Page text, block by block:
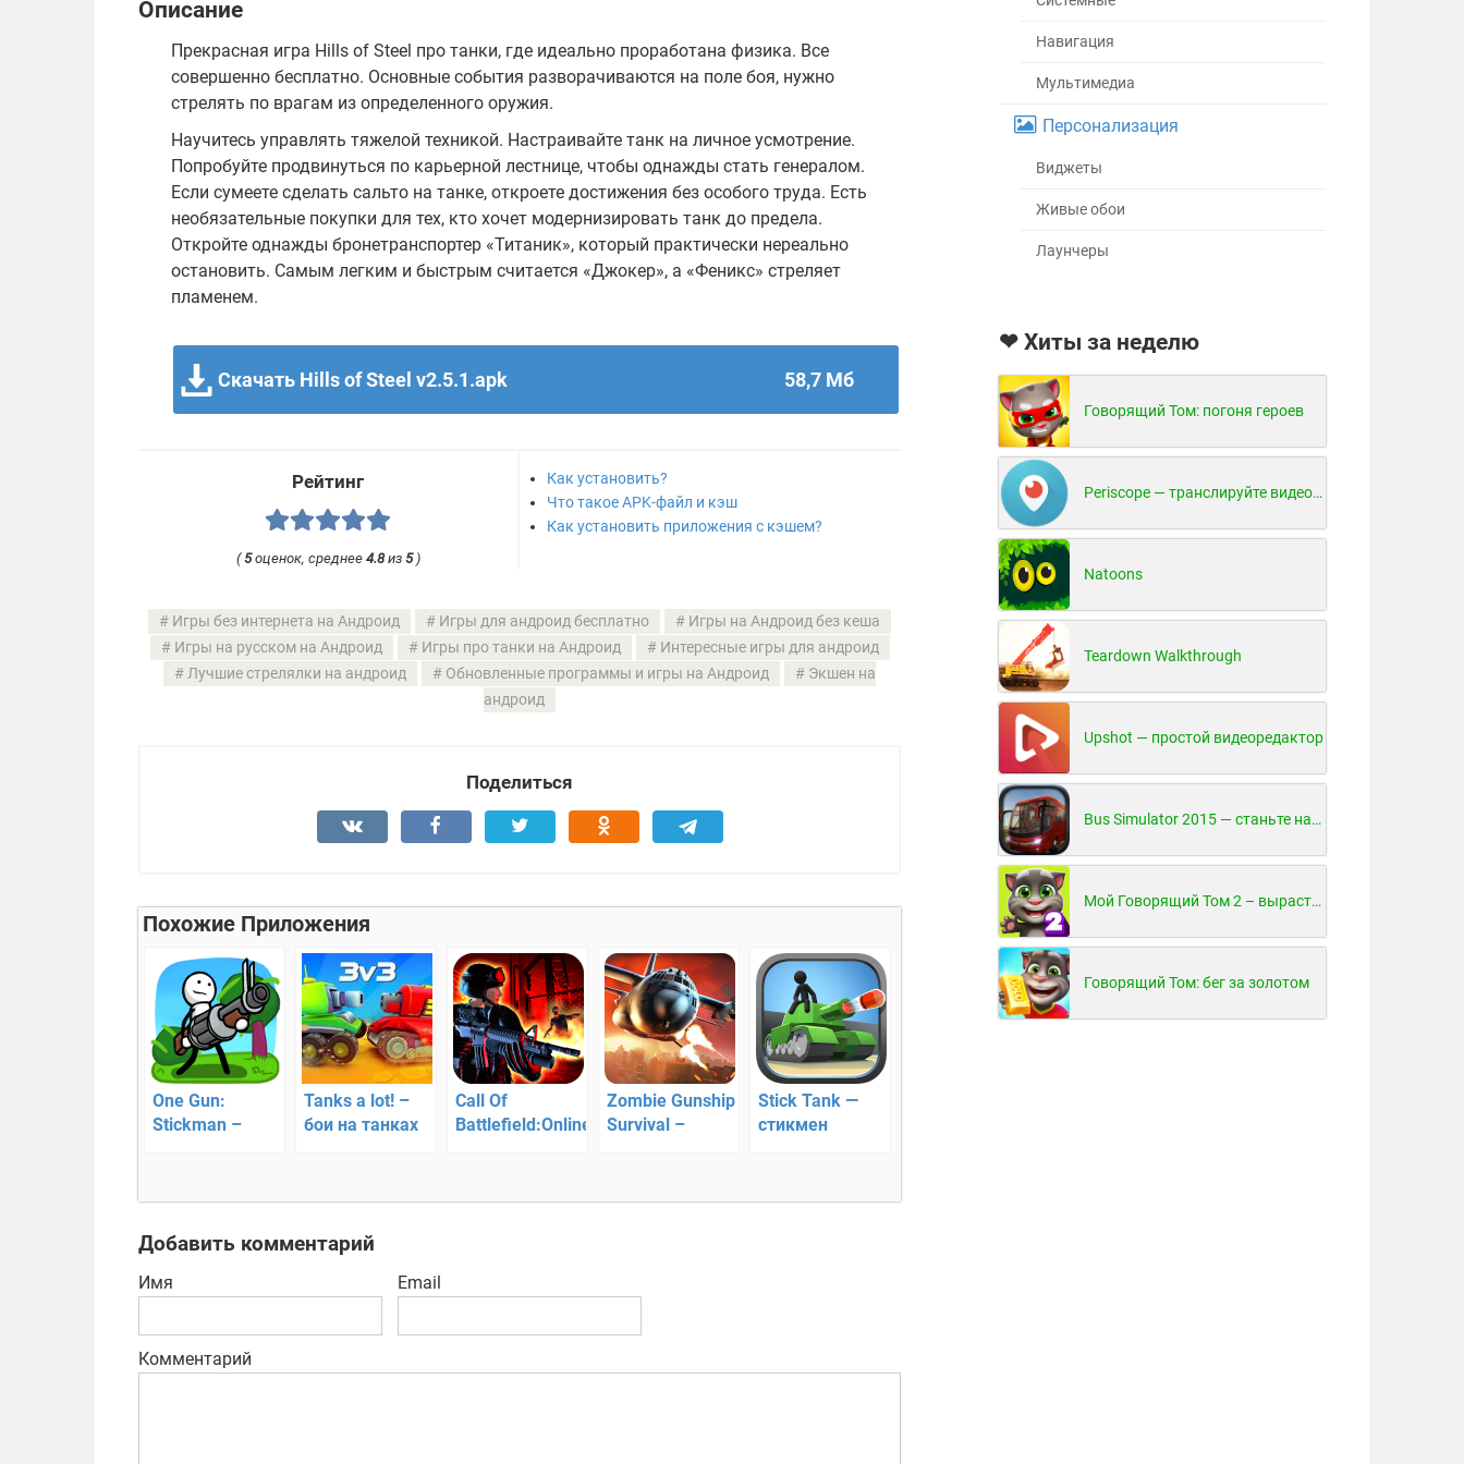
Описание
Прекрасная игра Hills of Steel про танки, где идеально проработана физика. Все
совершенно бесплатно. Основные события разворачиваются на поле боя, нужно
стрелять по врагам из определенного оружия.
Научитесь управлять тяжелой техникой. Настраивайте танк на личное усмотрение.
Попробуйте продвинуться по карьерной лестнице, чтобы однажды стать генералом.
Если сумеете сделать сальто на танке, откроете достижения без особого труда. Есть
необязательные покупки для тех, кто хочет модернизировать танк до предела.
Откройте однажды бронетранспортер «Титаник», который практически нереально
остановить. Самым легким и быстрым считается «Джокер», а «Феникс» стреляет
пламенем.
Скачать Hills of Steel v2.5.1.apk 58,7 Мб
Рейтинг
(5оценок, среднее 4.8из 5)
Как установить?
Что такое APK-файл и кэш
Как установить приложения с кэшем?
Игры без интернета на Андроид Игры для андроид бесплатно
Игры на Андроид без кеша
Игры на русском на Андроид
Игры про танки на Андроид
Интересные игры для андроид
Лучшие стрелялки на андроид
Обновленные программы и игры на Андроид
Экшен на
андроид
Поделиться
Похожие Приложения
One Gun:
Stickman –
Tanks a lot! –
бои на танках
Call Of
Battlefield:Online
Zombie Gunship
Survival –
воздуха!
Stick Tank —
стикмен
Добавить комментарий
Имя Email
Комментарий
Навигация
Мультимедиа
Персонализация
Виджеты
Живые обои
Лаунчеры
❤ Хиты за неделю
Говорящий Том: погоня героев
Periscope — транслируйте видео в реальном времени!
Natoons
Teardown Walkthrough
Upshot — простой видеоредактор
Bus Simulator 2015 — станьте настоящим водителем автобуса!
Мой Говорящий Том 2 – вырасти и воспитай своего котенка
Говорящий Том: бег за золотом